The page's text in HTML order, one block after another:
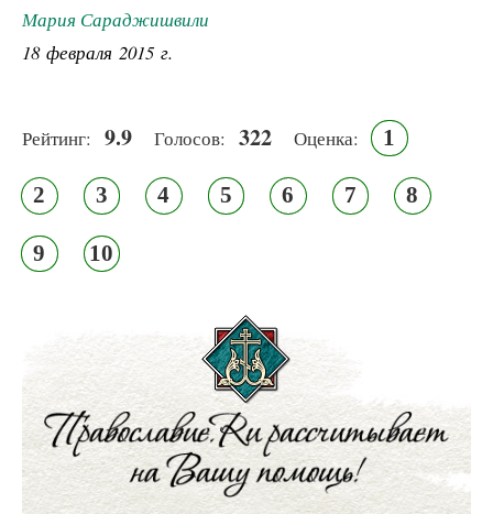
Мария Сараджишвили
18 февраля 2015 г.
Рейтинг: 9.9 Голосов: 322 Оценка: 1
2 3 4 5 6 7 8
9 10